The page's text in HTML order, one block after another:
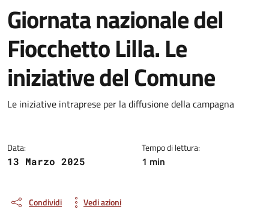
Giornata nazionale del
Fiocchetto Lilla. Le
iniziative del Comune
Dettagli della notizia
Le iniziative intraprese per la diffusione della campagna
Data:
13 Marzo 2025
Tempo di lettura:
1 min
Condividi Vedi azioni